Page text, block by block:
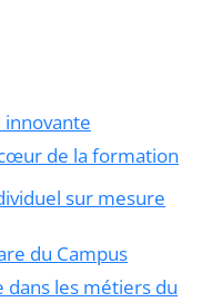
innovante
de la formation
sur mesure
du Campus
les métiers du